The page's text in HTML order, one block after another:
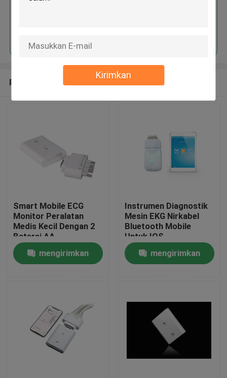
Kirimkan
Produk
Rekomendasi Produk
Smart Mobile ECG
Monitor Peralatan
Medis Kecil Dengan 2
Baterai AA
mengirimkan
Instrumen Diagnostik
Mesin EKG Nirkabel
Bluetooth Mobile
Untuk IOS
mengirimkan